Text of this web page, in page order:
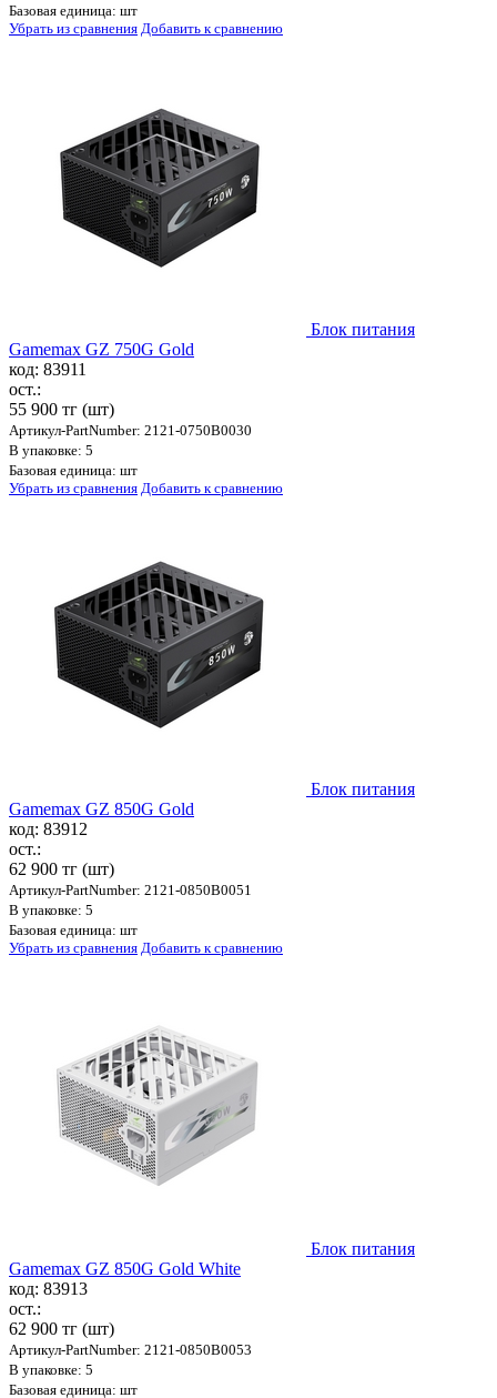
Базовая единица: шт
Убрать из сравнения Добавить к сравнению
Блок питания
Gamemax GZ 750G Gold
код: 83911
ост.:
55 900 тг (шт)
Артикул-PartNumber: 2121-0750B0030
В упаковке: 5
Базовая единица: шт
Убрать из сравнения Добавить к сравнению
Блок питания
Gamemax GZ 850G Gold
код: 83912
ост.:
62 900 тг (шт)
Артикул-PartNumber: 2121-0850B0051
В упаковке: 5
Базовая единица: шт
Убрать из сравнения Добавить к сравнению
Блок питания
Gamemax GZ 850G Gold White
код: 83913
ост.:
62 900 тг (шт)
Артикул-PartNumber: 2121-0850B0053
В упаковке: 5
Базовая единица: шт